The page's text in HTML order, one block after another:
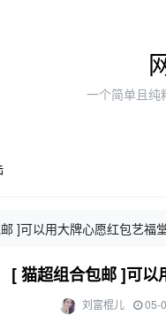
一个简单且纯
]可以用大牌心愿红包艺福
[ 猫超组合包邮 ]可以
刘富棍儿 05-